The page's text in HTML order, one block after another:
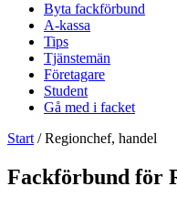
Byta fackförbund
A-kassa
Tips
Tjänstemän
Företagare
Student
Gå med i facket
Start /Regionchef, handel
Fackförbund för